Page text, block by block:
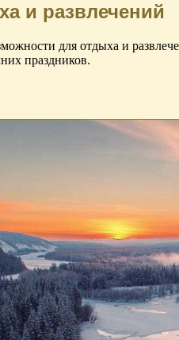
и развлечений
для отдыха и
праздников.